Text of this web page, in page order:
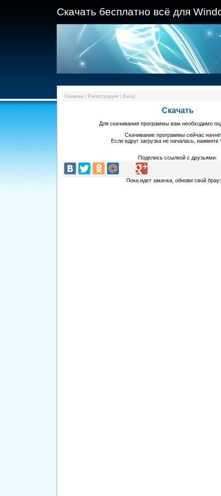
Скачать бесплатно всё для
Главная| Регистрация| Вход
Скачать
Для скачивания программы вам необходимо
Скачивание программы сейчас
Если вдруг загрузка не началась, нажмите
Поделись ссылкой с друзьями:
Пока идет закачка, обнови свой